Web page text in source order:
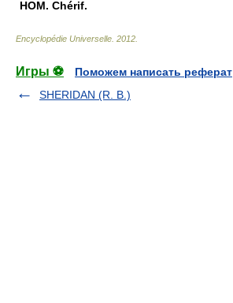
HOM. Chérif.
Encyclopédie Universelle 2012
Игры ⚽
Поможем написать реферат
SHERIDAN (R. B.)